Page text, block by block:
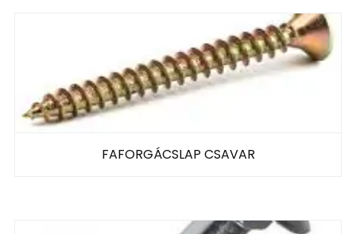
FAFORGÁCSLAP CSAVAR